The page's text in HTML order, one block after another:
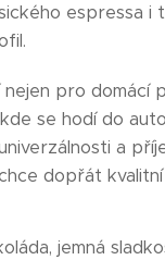
espressa i
nejen pro domácí
se hodí do
a
dopřát
jemná